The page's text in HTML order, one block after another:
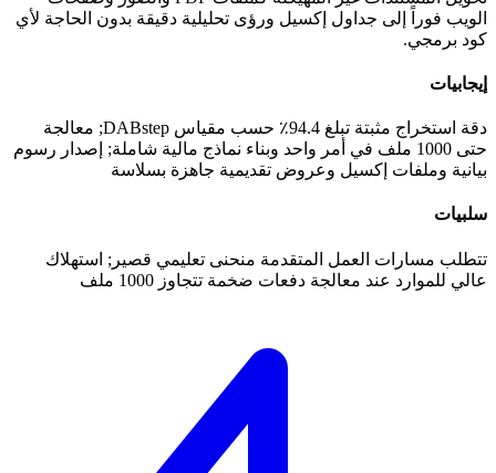
الويب فوراً إلى جداول إكسيل ورؤى تحليلية دقيقة بدون الحاجة لأي
كود برمجي.
إيجابيات
دقة استخراج مثبتة تبلغ 94.4٪ حسب مقياس DABstep; معالجة
حتى 1000 ملف في أمر واحد وبناء نماذج مالية شاملة; إصدار رسوم
بيانية وملفات إكسيل وعروض تقديمية جاهزة بسلاسة
سلبيات
تتطلب مسارات العمل المتقدمة منحنى تعليمي قصير; استهلاك
عالي للموارد عند معالجة دفعات ضخمة تتجاوز 1000 ملف